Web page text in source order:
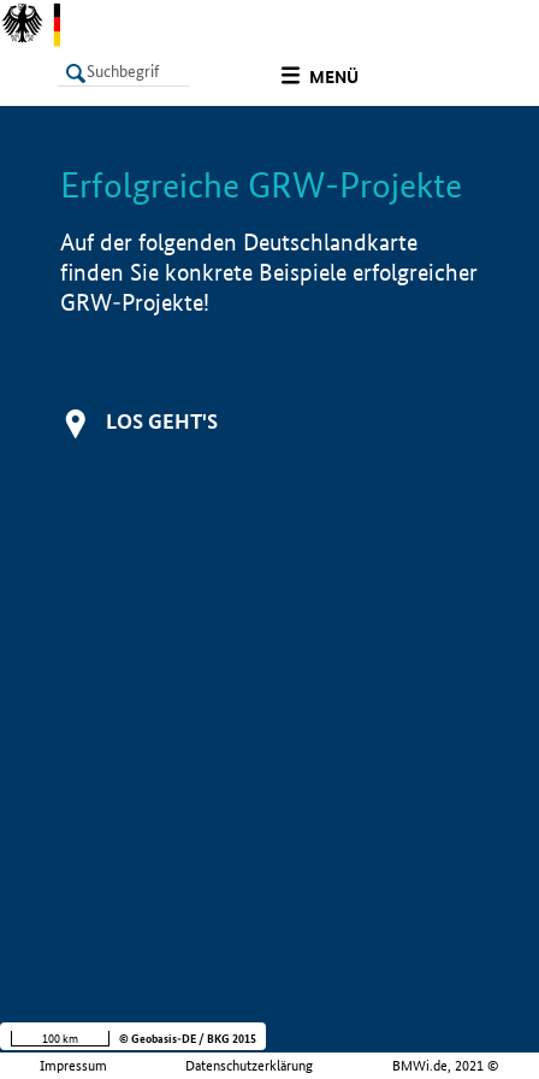
MENÜ
LISTE Info
Erfolgreiche GRW-Projekte
Auf der folgenden Deutschlandkarte
finden Sie konkrete Beispiele erfolgreicher
GRW-Projekte!
LOS GEHT'S
Impressum Datenschutzerklärung BMWi.de, 2021 ©
100 km © Geobasis-DE / BKG 2015